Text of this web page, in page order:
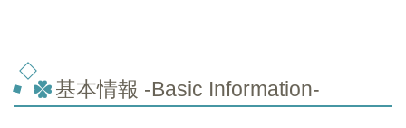
基本情報 -Basic Information-